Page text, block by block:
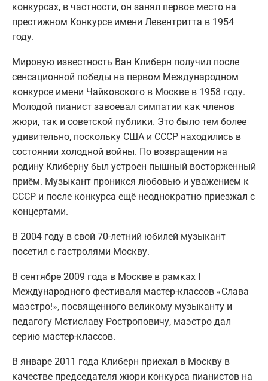
конкурсах, в частности, он занял первое место на
престижном Конкурсе имени Левентритта в 1954
году.
Мировую известность Ван Клиберн получил после
сенсационной победы на первом Международном
конкурсе имени Чайковского в Москве в 1958 году.
Молодой пианист завоевал симпатии как членов
жюри, так и советской публики. Это было тем более
удивительно, поскольку США и СССР находились в
состоянии холодной войны. По возвращении на
родину Клиберну был устроен пышный восторженный
приём. Музыкант проникся любовью и уважением к
СССР и после конкурса ещё неоднократно приезжал с
концертами.
В 2004 году в свой 70-летний юбилей музыкант
посетил с гастролями Москву.
В сентябре 2009 года в Москве в рамках I
Международного фестиваля мастер-классов «Слава
маэстро!», посвященного великому музыканту и
педагогу Мстиславу Ростроповичу, маэстро дал
серию мастер-классов.
В январе 2011 года Клиберн приехал в Москву в
качестве председателя жюри конкурса пианистов на